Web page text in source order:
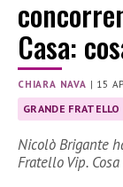
Casa:
CHIARA NAVA | 15
GRANDE FRATELLO
Nicolò Brigante
Fratello Vip.